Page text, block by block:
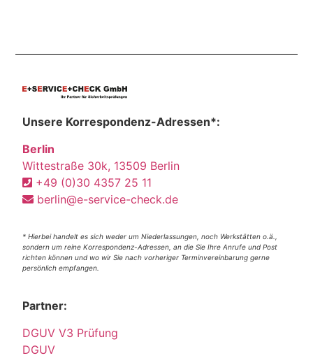
Unsere Korrespondenz-Adressen*:
Berlin
Wittestraße 30k, 13509 Berlin
+49 (0)30 4357 25 11
berlin@e-service-check.de
* Hierbei handelt es sich weder um Niederlassungen, noch Werkstätten o.ä.,
sondern um reine Korrespondenz-Adressen, an die Sie Ihre Anrufe und Post
richten können und wo wir Sie nach vorheriger Terminvereinbarung gerne
persönlich empfangen.
Partner:
DGUV V3 Prüfung
DGUV